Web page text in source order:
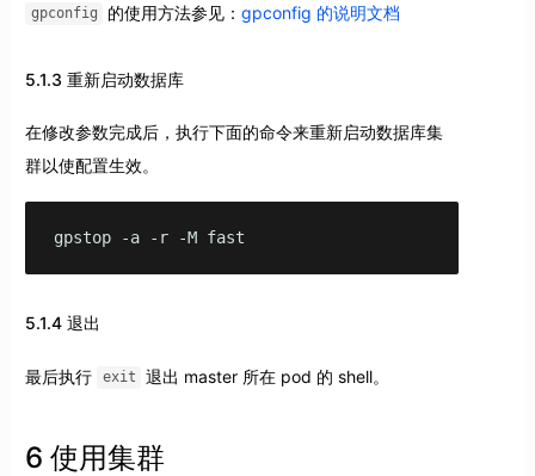
gpconfig 的使用方法参见：gpconfig 的说明文档
5.1.3 重新启动数据库
在修改参数完成后，执行下面的命令来重新启动数据库集
群以使配置生效。
gpstop -a -r -M fast
5.1.4 退出
最后执行 exit 退出 master 所在 pod 的 shell。
6 使用集群